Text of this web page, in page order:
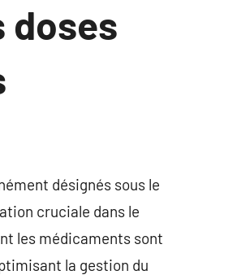
doses
désignés sous le
cruciale dans le
les médicaments sont
la gestion du